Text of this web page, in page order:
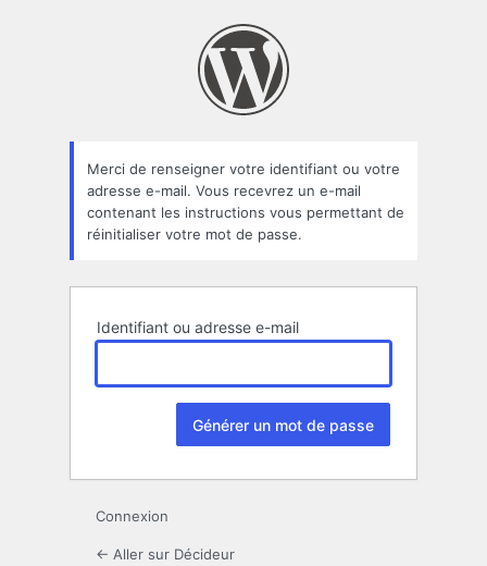
oublié
Merci de renseigner votre identifiant ou votre
adresse e-mail. Vous recevrez un e-mail
contenant les instructions vous permettant de
réinitialiser votre mot de passe.
Identifiant ou adresse e-mail
Connexion
← Aller sur Décideur